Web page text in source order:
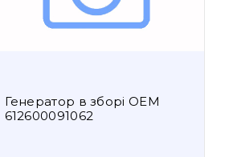
Генератор в зборі OEM
612600091062